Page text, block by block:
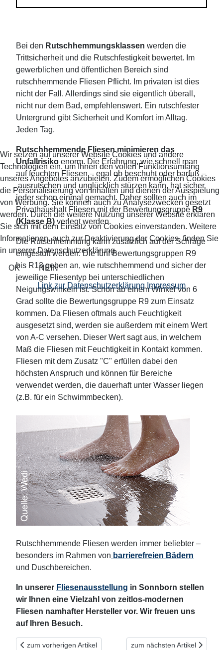
Bei den Rutschhemmungsklassen werden die
Trittsicherheit und die Rutschfestigkeit bewertet. Im
gewerblichen und öffentlichen Bereich sind
rutschhemmende Fliesen Pflicht. Im privaten ist dies
nicht der Fall. Allerdings sind sie eigentlich überall,
nicht nur dem Bad, empfehlenswert. Ein rutschfester
Untergrund gibt Sicherheit und Komfort im Alltag.
Jeden Tag.
Rutschhemmende Fliesen minimieren das
Unfallrisiko enorm. Die Erfahrung, wie schnell man
auf feuchten Fliesen – egal ob beschuht oder barfuß –
ausrutschen und unglücklich stürzen kann, hat sicher
jeder schon einmal gemacht. Daher sollten auch im
Privathaushalt Fliesen mit der Bewertungsgruppe R9
(Klasse B) verlegt werden.
Die Rutschhemmung kann zusätzlich auf der Schräge
eingestuft werden. Die fünf Bewertungsgruppen R9
bis R13 geben an, wie rutschhemmend und sicher der
jeweilige Fliesentyp bei unterschiedlichen
Neigungswinkeln ist. Schon ab einem Winkel von 6
Grad sollte die Bewertungsgruppe R9 zum Einsatz
kommen. Da Fliesen oftmals auch Feuchtigkeit
ausgesetzt sind, werden sie außerdem mit einem Wert
von A-C versehen. Dieser Wert sagt aus, in welchem
Maß die Fliesen mit Feuchtigkeit in Kontakt kommen.
Fliesen mit dem Zusatz "C" erfüllen dabei den
höchsten Anspruch und können für Bereiche
verwendet werden, die dauerhaft unter Wasser liegen
(z.B. für ein Schwimmbecken).
Rutschhemmende Fliesen werden immer beliebter –
besonders im Rahmen von barrierefreien Bädern
und Duschbereichen.
In unserer Fliesenausstellung in Sonnborn stellen
wir Ihnen eine Vielzahl von zeitlos-modernen
Fliesen namhafter Hersteller vor. Wir freuen uns
auf Ihren Besuch.
Vorheriger Beitrag: Fliesenleger arbeiten mit EIBENSTOCK
zum vorherigen Artikel Nächster Beitrag:
zum nächsten Artikel
Wir setzen auf unserer Website Cookies und andere
Technologien ein, um Ihnen den vollen Funktionsumfang
unseres Angebotes anzubieten. Zudem ermöglichen Cookies
die Personalisierung von Inhalten und dienen der Ausspielung
von Werbung. Sie können auch zu Analysezwecken gesetzt
werden. Durch die weitere Nutzung unserer Website erklären
Sie sich mit dem Einsatz von Cookies einverstanden. Weitere
Informationen, auch zur Deaktivierung der Cookies, finden Sie
in unserer Datenschutzerklärung.
OK NEIN
Link zur Datenschutzerklärung Impressum